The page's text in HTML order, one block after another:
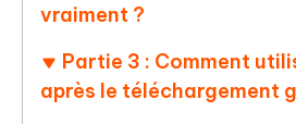
vraiment ?
Partie 3 : Comment
après le téléchargement